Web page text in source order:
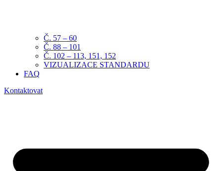
Č. 57 – 60
Č. 88 – 101
Č. 102 – 113, 151, 152
VIZUALIZACE STANDARDU
FAQ
Kontaktovat